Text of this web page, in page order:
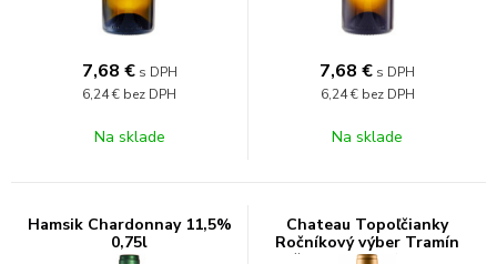
7,68 € s DPH
6,24 € bez DPH
Na sklade
7,68 € s DPH
6,24 € bez DPH
Na sklade
Hamsik Chardonnay 11,5%
0,75l
Chateau Topoľčianky
Ročníkový výber Tramín